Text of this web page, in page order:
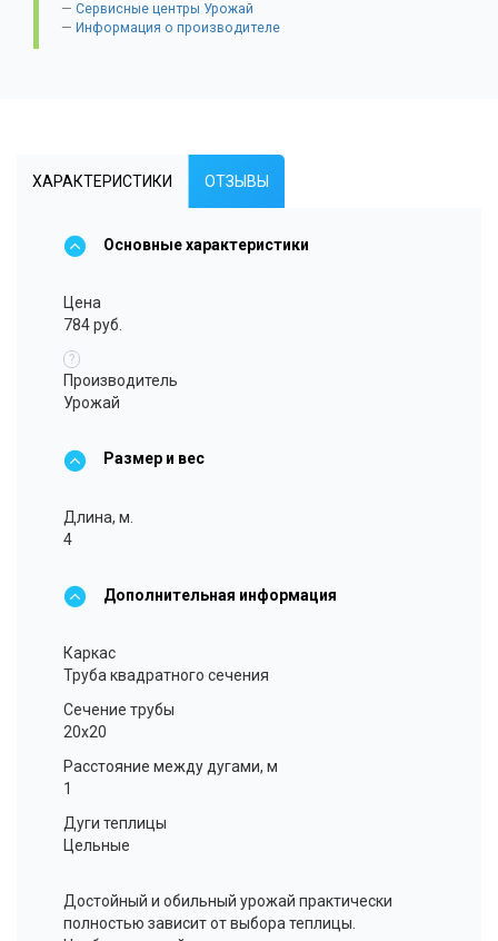
Сервисные центры Урожай
Информация о производителе
ХАРАКТЕРИСТИКИ ОТЗЫВЫ
Основные характеристики
Цена
784 руб.
?
Производитель
Урожай
Размер и вес
Длина, м.
4
Дополнительная информация
Каркас
Труба квадратного сечения
Сечение трубы
20x20
Расстояние между дугами, м
1
Дуги теплицы
Цельные
Достойный и обильный урожай практически
полностью зависит от выбора теплицы.